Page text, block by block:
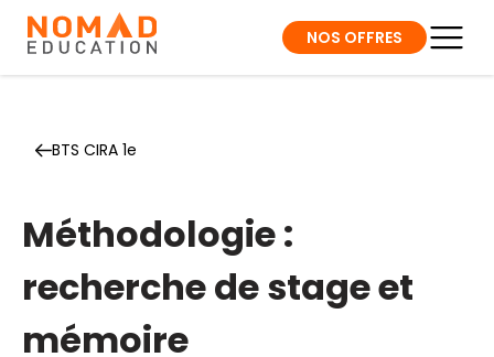
NOS OFFRES
BTS CIRA 1e
Méthodologie :
recherche de stage et
mémoire